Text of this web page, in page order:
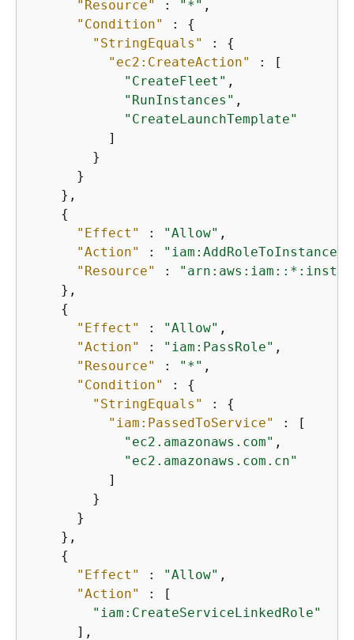
"Resource" : "*" ,
"Condition"
: {
"StringEquals"
: {
"ec2:CreateAction"
: [
"CreateFleet" ,
"RunInstances" ,
"CreateLaunchTemplate"
          ]
        }
      }
    },
{
"Effect"
: "Allow" ,
"Action"
:
"Resource"
:
    },
{
"Effect"
: "Allow" ,
"Action"
: "iam:PassRole" ,
"Resource"
: "*" ,
"Condition"
: {
"StringEquals"
: {
"iam:PassedToService"
: [
"ec2.amazonaws.com" ,
"ec2.amazonaws.com.cn"
          ]
        }
      }
    },
{
"Effect"
: "Allow" ,
"Action"
: [
"iam:CreateServiceLinkedRole"
      ],